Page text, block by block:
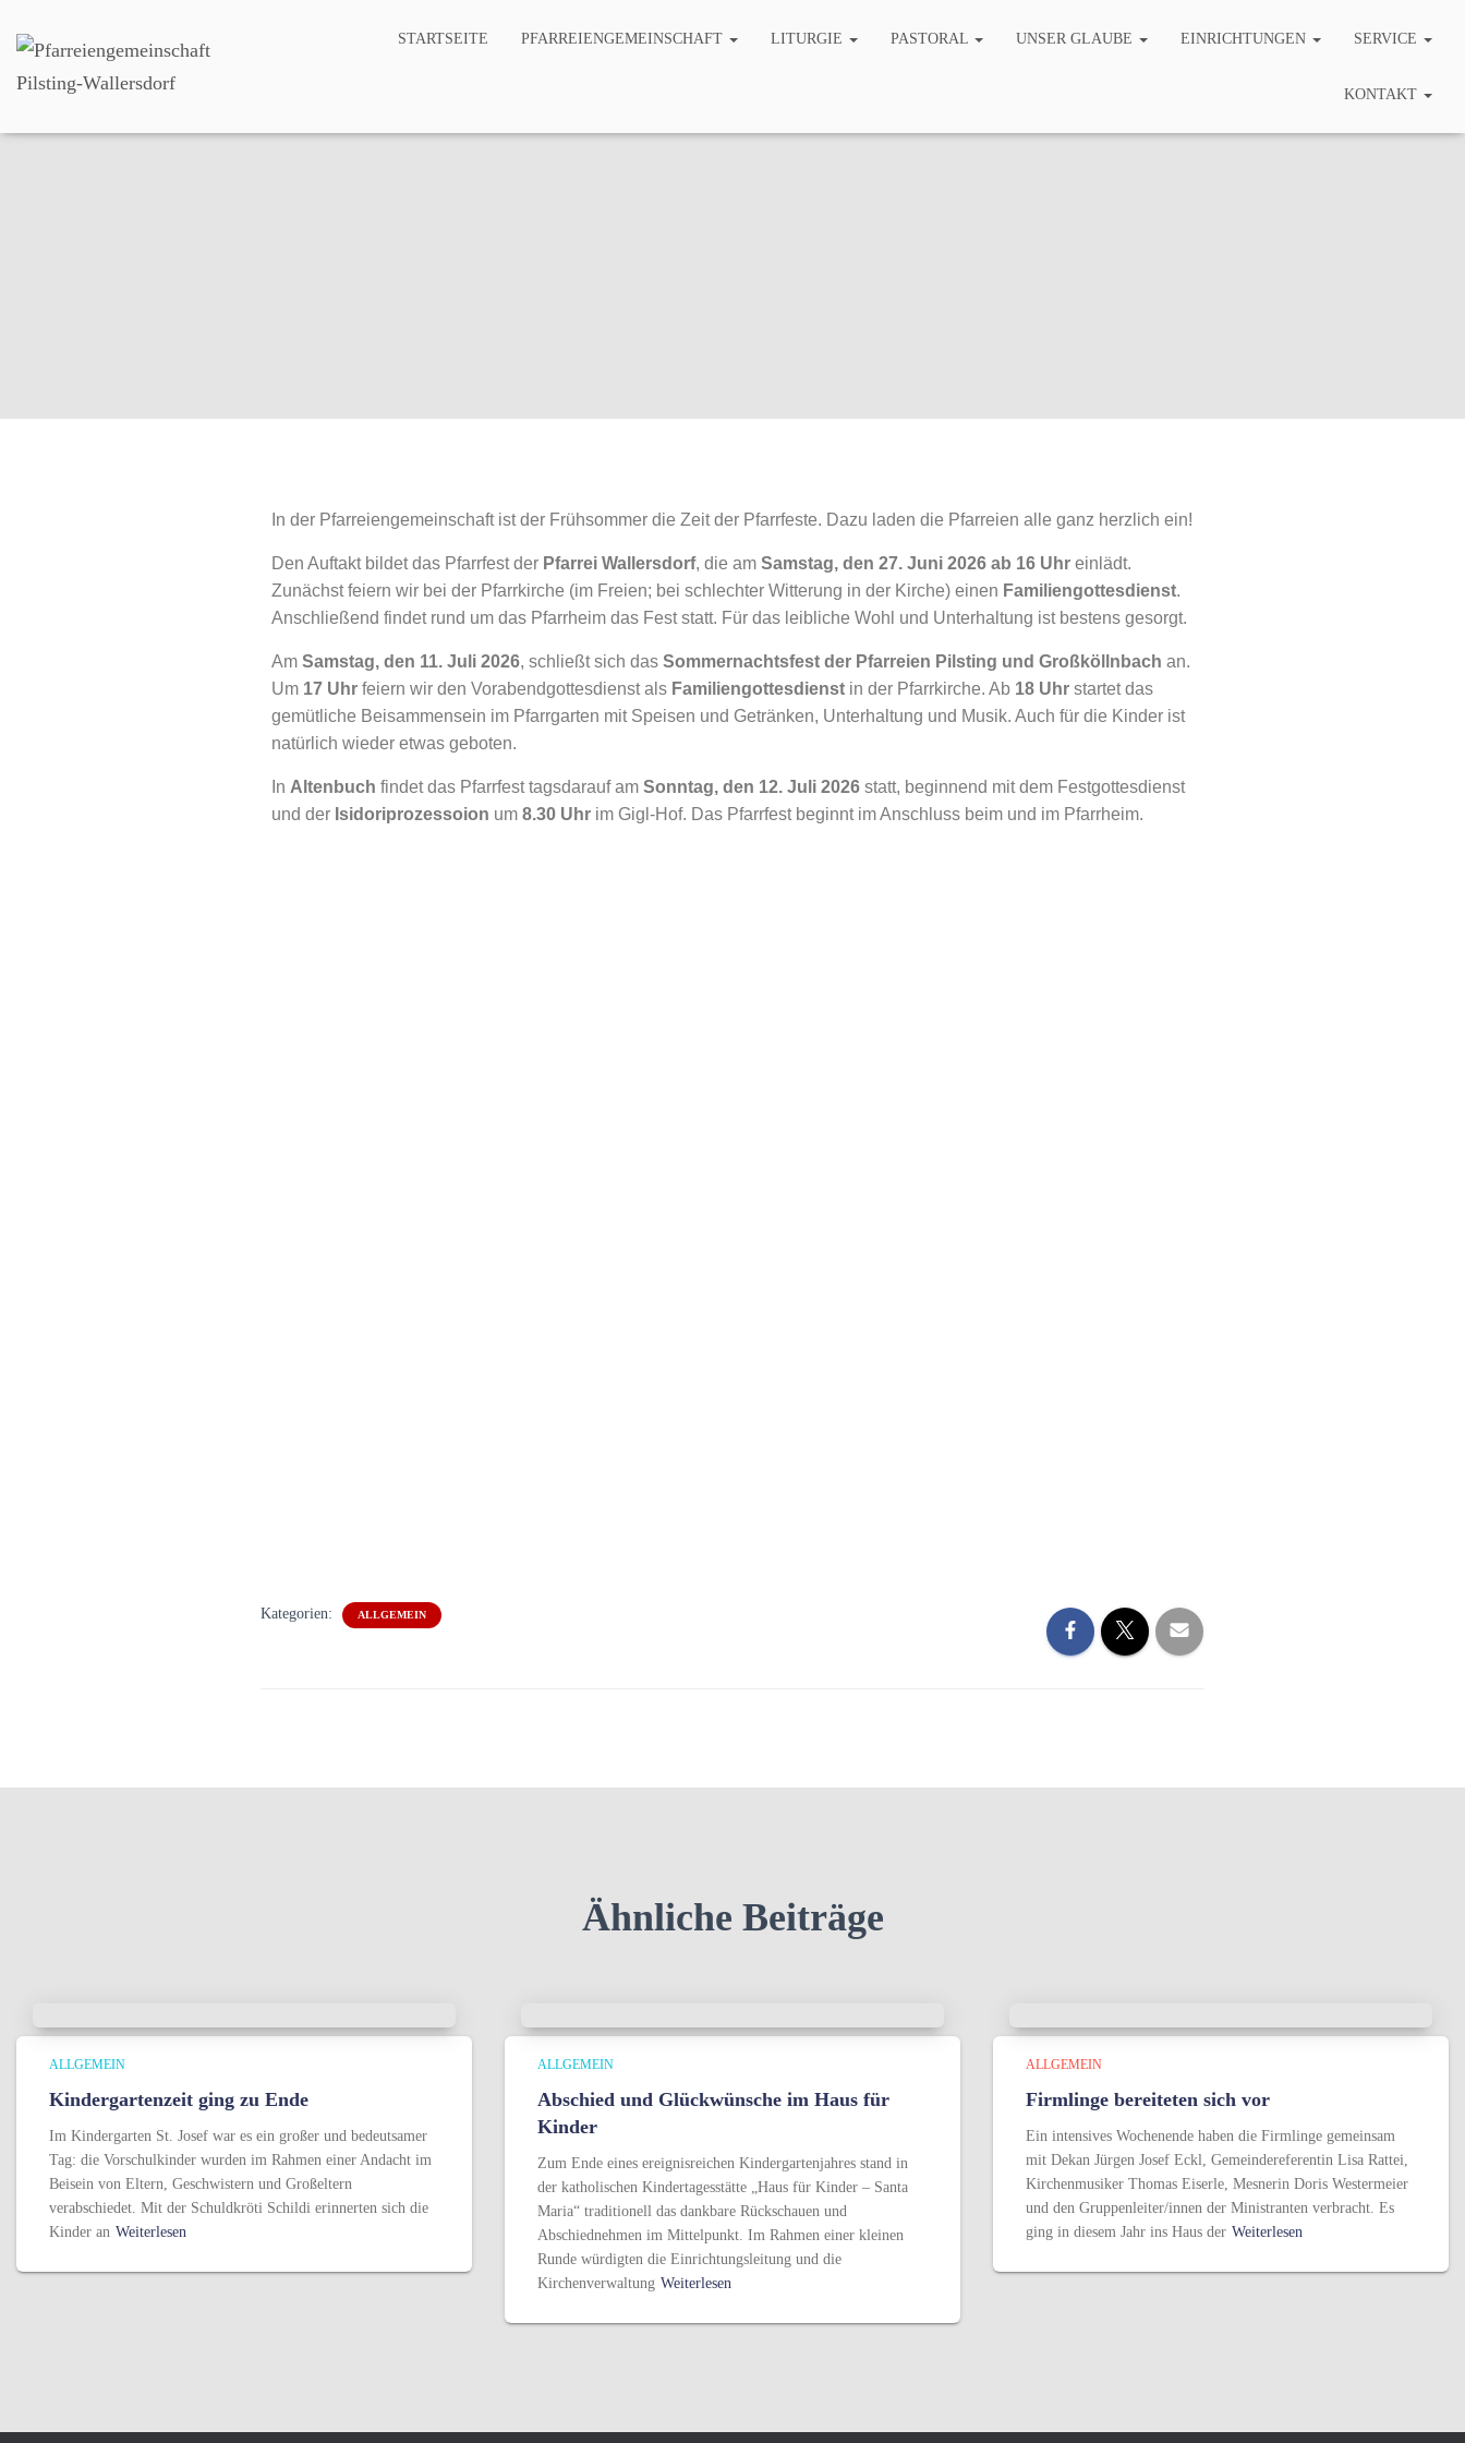
STARTSEITE PFARREIENGEMEINSCHAFT LITURGIE PASTORAL UNSER GLAUBE EINRICHTUNGEN SERVICE
KONTAKT
In der Pfarreiengemeinschaft ist der Frühsommer die Zeit der Pfarrfeste. Dazu laden die Pfarreien alle ganz herzlich ein!
Den Auftakt bildet das Pfarrfest der Pfarrei Wallersdorf, die am Samstag, den 27. Juni 2026 ab 16 Uhr einlädt.
Zunächst feiern wir bei der Pfarrkirche (im Freien; bei schlechter Witterung in der Kirche) einen Familiengottesdienst.
Anschließend findet rund um das Pfarrheim das Fest statt. Für das leibliche Wohl und Unterhaltung ist bestens gesorgt.
Am Samstag, den 11. Juli 2026, schließt sich das Sommernachtsfest der Pfarreien Pilsting und Großköllnbach an.
Um 17 Uhr feiern wir den Vorabendgottesdienst als Familiengottesdienst in der Pfarrkirche. Ab 18 Uhr startet das
gemütliche Beisammensein im Pfarrgarten mit Speisen und Getränken, Unterhaltung und Musik. Auch für die Kinder ist
natürlich wieder etwas geboten.
In Altenbuch findet das Pfarrfest tagsdarauf am Sonntag, den 12. Juli 2026 statt, beginnend mit dem Festgottesdienst
und der Isidoriprozessoion um 8.30 Uhr im Gigl-Hof. Das Pfarrfest beginnt im Anschluss beim und im Pfarrheim.
Kategorien: ALLGEMEIN
Ähnliche Beiträge
ALLGEMEIN
Kindergartenzeit ging zu Ende
Im Kindergarten St. Josef war es ein großer und bedeutsamer
Tag: die Vorschulkinder wurden im Rahmen einer Andacht im
Beisein von Eltern, Geschwistern und Großeltern
verabschiedet. Mit der Schuldkröti Schildi erinnerten sich die
Kinder an Weiterlesen
ALLGEMEIN
Abschied und Glückwünsche im Haus für
Kinder
Zum Ende eines ereignisreichen Kindergartenjahres stand in
der katholischen Kindertagesstätte „Haus für Kinder – Santa
Maria“ traditionell das dankbare Rückschauen und
Abschiednehmen im Mittelpunkt. Im Rahmen einer kleinen
Runde würdigten die Einrichtungsleitung und die
Kirchenverwaltung Weiterlesen
ALLGEMEIN
Firmlinge bereiteten sich vor
Ein intensives Wochenende haben die Firmlinge gemeinsam
mit Dekan Jürgen Josef Eckl, Gemeindereferentin Lisa Rattei,
Kirchenmusiker Thomas Eiserle, Mesnerin Doris Westermeier
und den Gruppenleiter/innen der Ministranten verbracht. Es
ging in diesem Jahr ins Haus der Weiterlesen